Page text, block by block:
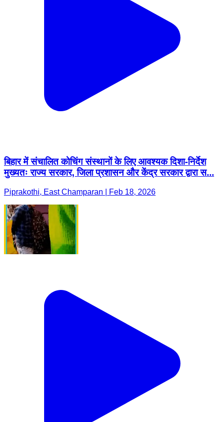
बिहार में संचालित कोचिंग संस्थानों के लिए आवश्यक दिशा-निर्देश
मुख्यतः राज्य सरकार, जिला प्रशासन और केंद्र सरकार द्वारा स...
Piprakothi, East Champaran | Feb 18, 2026